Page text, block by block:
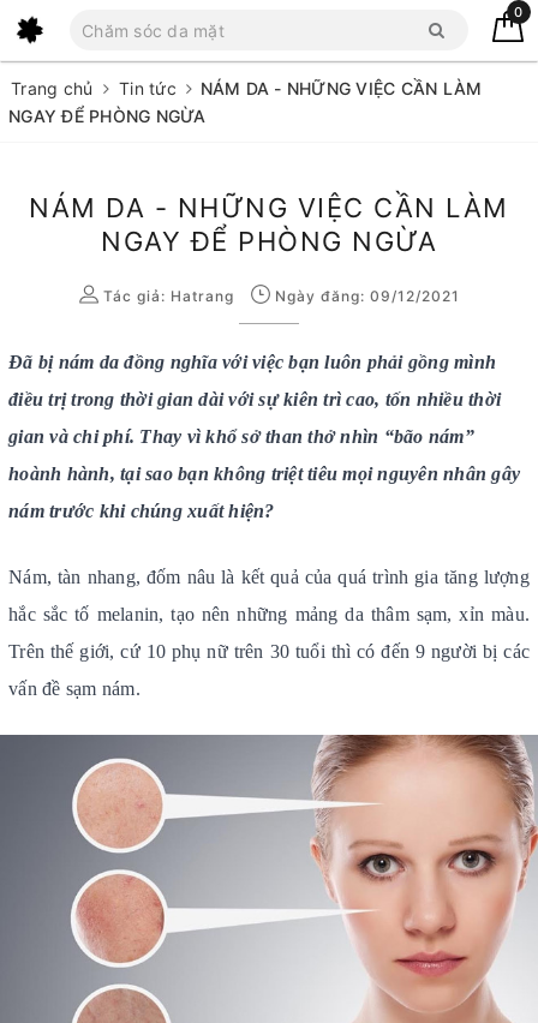
0
Trang chủ Tin tức
NÁM DA - NHỮNG VIỆC CẦN LÀM
NGAY ĐỂ PHÒNG NGỪA
NÁM DA - NHỮNG VIỆC CẦN LÀM
NGAY ĐỂ PHÒNG NGỪA
Tác giả: Hatrang Ngày đăng: 09/12/2021
Đã bị nám da đồng nghĩa với việc bạn luôn phải gồng mình
điều trị trong thời gian dài với sự kiên trì cao, tốn nhiều thời
gian và chi phí. Thay vì khổ sở than thở nhìn “bão nám”
hoành hành, tại sao bạn không triệt tiêu mọi nguyên nhân gây
nám trước khi chúng xuất hiện?
Nám, tàn nhang, đốm nâu là kết quả của quá trình gia tăng lượng
hắc sắc tố melanin, tạo nên những mảng da thâm sạm, xỉn màu.
Trên thế giới, cứ 10 phụ nữ trên 30 tuổi thì có đến 9 người bị các
vấn đề sạm nám.